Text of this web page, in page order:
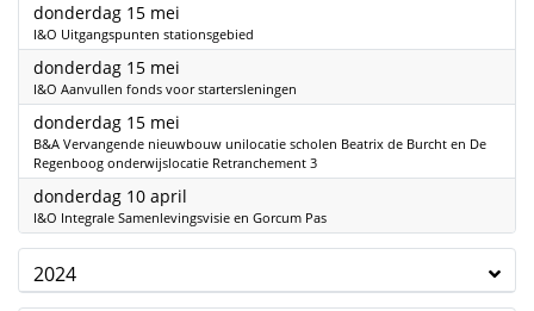
donderdag 15 mei
I&O Uitgangspunten stationsgebied
donderdag 15 mei
I&O Aanvullen fonds voor startersleningen
donderdag 15 mei
B&A Vervangende nieuwbouw unilocatie scholen Beatrix de Burcht en De
Regenboog onderwijslocatie Retranchement 3
donderdag 10 april
I&O Integrale Samenlevingsvisie en Gorcum Pas
2024